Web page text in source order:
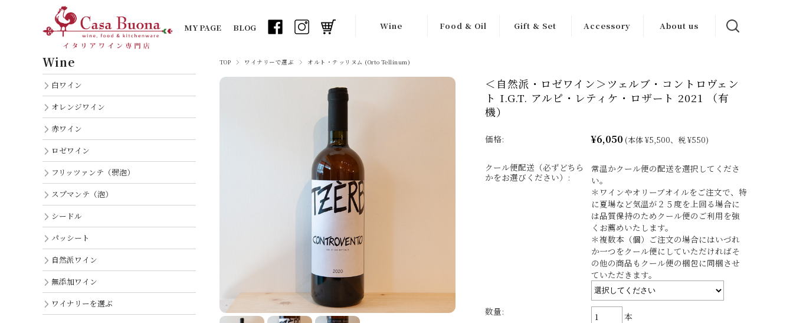
MY PAGE BLOG Wine
フリッツァンテ
自然派ワイン
Food & Oil
バルサミコ酢
チョコレート
Gift & Set
ギフトセット
Accessory
その他
About us
生産者一覧
TOP ワイナリーで選ぶ オルト・テッリヌム (Orto Tellinum)
＜自然派・ロゼワイン＞ツェルブ・コントロヴェン
ト I.G.T. アルピ・レティケ・ロザート 2021 （有
機）
価格: ¥6,050 (本体 ¥5,500、税 ¥550)
クール便配送（必ずどちら
かをお選びください）:
常温かクール便の配送を選択してくださ
い。
＊ワインやオリーブオイルをご注文で、特
に夏場など気温が２５度を上回る場合に
は品質保持のためクール便のご利用を強
くお薦めいたします。
＊複数本（個）ご注文の場合にはいづれ
か一つをクール便にしていただければそ
の他の商品もクール便の梱包に同梱させ
ていただきます。
数量:
本
Wine
白ワイン
オレンジワイン
赤ワイン
ロゼワイン
フリッツァンテ（弱泡）
スプマンテ（泡）
シードル
パッシート
自然派ワイン
無添加ワイン
ワイナリーを選ぶ